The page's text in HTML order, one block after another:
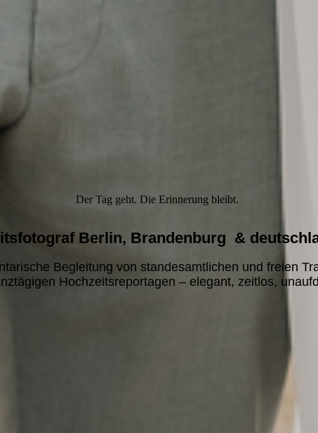
Der Tag geht. Die Erinnerung bleibt.
Berlin, Brandenburg &
Begleitung von standesamtlichen und freien
Hochzeitsreportagen – elegant, zeitlos,